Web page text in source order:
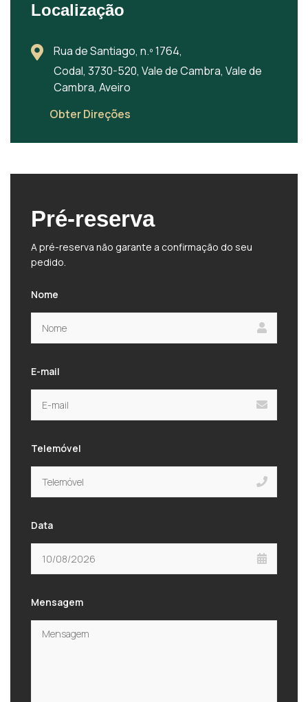
Localização
Rua de Santiago, n.º 1764,
Codal, 3730-520, Vale de Cambra, Vale de
Cambra, Aveiro
Obter Direções
Pré-reserva
A pré-reserva não garante a confirmação do seu
pedido.
Nome
E-mail
Telemóvel
Data
Mensagem